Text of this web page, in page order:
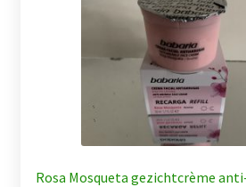
Rosa Mosqueta gezichtcrème